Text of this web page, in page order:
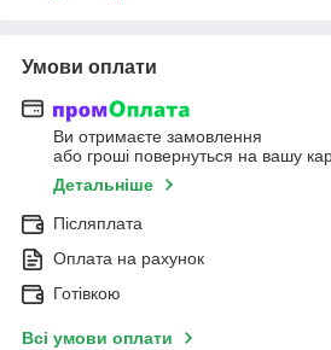
Умови оплати
Ви отримаєте замовлення
або гроші повернуться на вашу
Детальніше
Післяплата
Оплата на рахунок
Готівкою
Всі умови оплати